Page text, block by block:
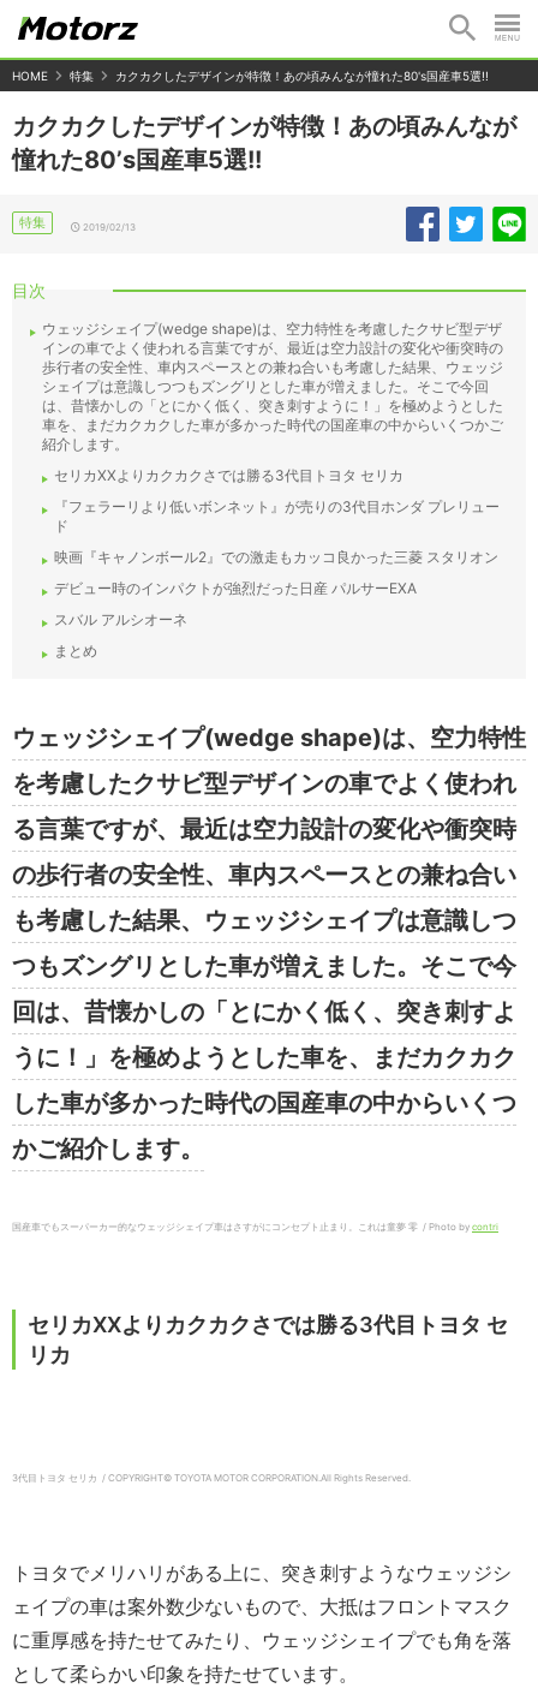
HOME 特集 カクカクしたデザインが特徴！あの頃みんなが憧れた80's国産車5選!!
カクカクしたデザインが特徴！あの頃みんなが
憧れた80’s国産車5選!!
特集 2019/02/13
目次
ウェッジシェイプ(wedge shape)は、空力特性を考慮したクサビ型デザ
インの車でよく使われる言葉ですが、最近は空力設計の変化や衝突時の
歩行者の安全性、車内スペースとの兼ね合いも考慮した結果、ウェッジ
シェイプは意識しつつもズングリとした車が増えました。そこで今回
は、昔懐かしの「とにかく低く、突き刺すように！」を極めようとした
車を、まだカクカクした車が多かった時代の国産車の中からいくつかご
紹介します。
セリカXXよりカクカクさでは勝る3代目トヨタ セリカ
『フェラーリより低いボンネット』が売りの3代目ホンダ プレリュー
ド
映画『キャノンボール2』での激走もカッコ良かった三菱 スタリオン
デビュー時のインパクトが強烈だった日産 パルサーEXA
スバル アルシオーネ
まとめ
ウェッジシェイプ(wedge shape)は、空力特性
を考慮したクサビ型デザインの車でよく使われ
る言葉ですが、最近は空力設計の変化や衝突時
の歩行者の安全性、車内スペースとの兼ね合い
も考慮した結果、ウェッジシェイプは意識しつ
つもズングリとした車が増えました。そこで今
回は、昔懐かしの「とにかく低く、突き刺すよ
うに！」を極めようとした車を、まだカクカク
した車が多かった時代の国産車の中からいくつ
かご紹介します。
国産車でもスーパーカー的なウェッジシェイプ車はさすがにコンセプト止まり。これは童夢 零 / Photo by contri
セリカXXよりカクカクさでは勝る3代目トヨタ セ
リカ
3代目トヨタ セリカ / COPYRIGHT© TOYOTA MOTOR CORPORATION.All Rights Reserved.
トヨタでメリハリがある上に、突き刺すようなウェッジシ
ェイプの車は案外数少ないもので、大抵はフロントマスク
に重厚感を持たせてみたり、ウェッジシェイプでも角を落
として柔らかい印象を持たせています。